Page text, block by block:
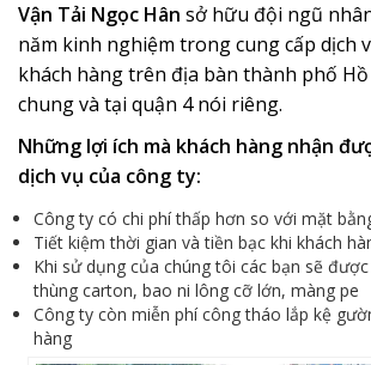
Vận Tải Ngọc Hân sở hữu đội ngũ
năm kinh nghiệm trong cung cấp dịch
khách hàng trên địa bàn thành phố
chung và tại quận 4 nói riêng.
Những lợi ích mà khách hàng nhận
dịch vụ của công ty:
Công ty có chi phí thấp hơn so với mặt
Tiết kiệm thời gian và tiền bạc khi khách
Khi sử dụng của chúng tôi các bạn sẽ
thùng carton, bao ni lông cỡ lớn, màng pe
Công ty còn miễn phí công tháo lắp kệ
hàng